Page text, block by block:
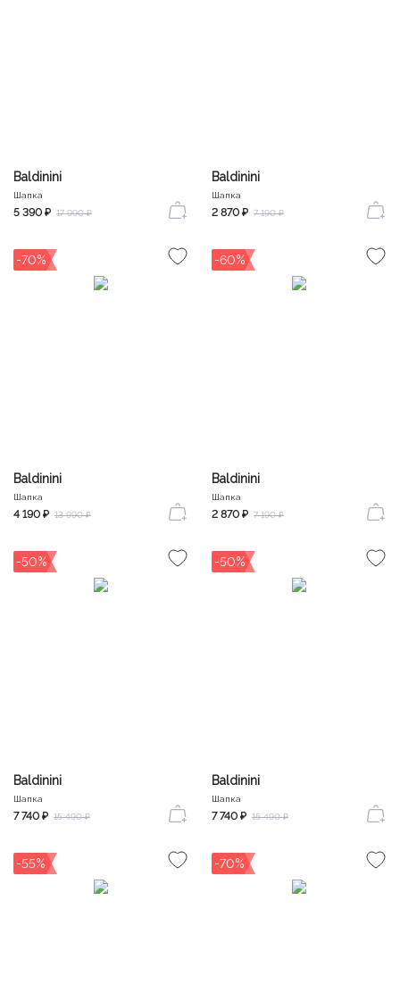
Baldinini
Шапка
5 390 ₽ 17 990 ₽
Baldinini
Шапка
2 870 ₽ 7 190 ₽
-70%
Baldinini
Шапка
4 190 ₽ 13 990 ₽
-60%
Baldinini
Шапка
2 870 ₽ 7 190 ₽
-50%
Baldinini
Шапка
7 740 ₽ 15 490 ₽
-50%
Baldinini
Шапка
7 740 ₽ 15 490 ₽
-55% -70%